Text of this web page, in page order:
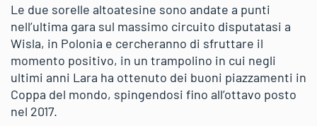
Le due sorelle altoatesine sono andate a punti
nell’ultima gara sul massimo circuito disputatasi a
Wisla, in Polonia e cercheranno di sfruttare il
momento positivo, in un trampolino in cui negli
ultimi anni Lara ha ottenuto dei buoni piazzamenti in
Coppa del mondo, spingendosi fino all’ottavo posto
nel 2017.